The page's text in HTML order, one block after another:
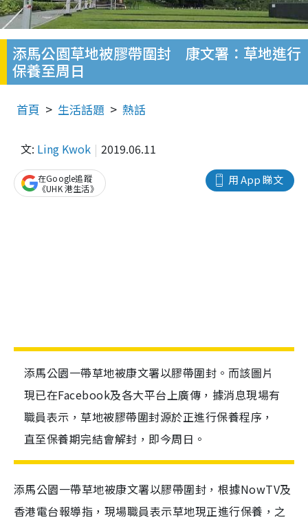
添馬公園草地被膠帶圍封 康文署：草地進行
保養至周日
首頁 生活話題 熱話
文: Ling Kwok 2019.06.11
用 App 睇文
在Google追蹤
《UHK 港生活》
添馬公園一帶草地被康文署以膠帶圍封。而該圖片
現已在Facebook及各大平台上廣傳，據消息現場有
職員表示，草地被膠帶圍封源於正進行保養程序，
直至保養期完結會解封，即今周日。
添馬公園一帶草地被康文署以膠帶圍封，根據NowTV及
香港電台報導指，現場職員表示草地現正進行保養，之